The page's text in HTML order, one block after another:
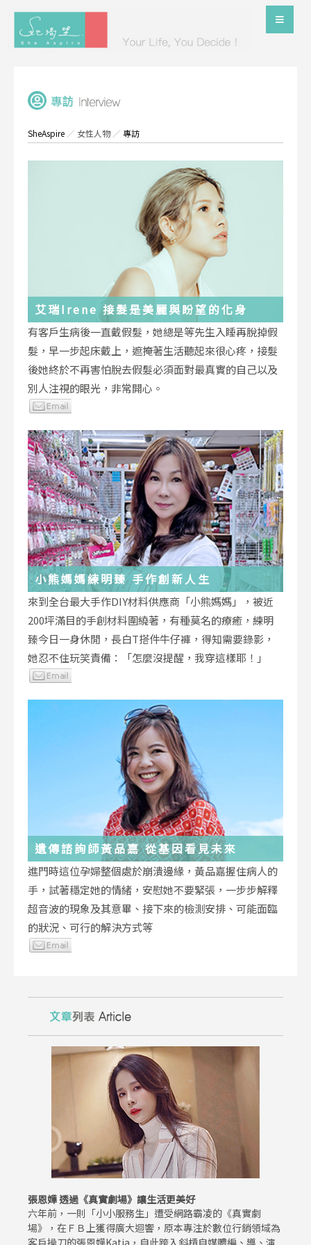
SheAspire ／ 女性人物／專訪
艾瑞Irene 接髮是美麗與盼望的化身
有客戶生病後一直戴假髮，她總是等先生入睡再脫掉假
髮，早一步起床戴上，遮掩著生活聽起來很心疼，接髮
後她終於不再害怕脫去假髮必須面對最真實的自己以及
別人注視的眼光，非常開心。
小熊媽媽練明臻 手作創新人生
來到全台最大手作DIY材料供應商「小熊媽媽」，被近
200坪滿目的手創材料圍繞著，有種莫名的療癒，練明
臻今日一身休閒，長白T搭件牛仔褲，得知需要錄影，
她忍不住玩笑責備：「怎麼沒提醒，我穿這樣耶！」
遺傳諮詢師黃品嘉 從基因看見未來
進門時這位孕婦整個處於崩潰邊緣，黃品嘉握住病人的
手，試著穩定她的情緒，安慰她不要緊張，一步步解釋
超音波的現象及其意畢、接下來的檢測安排、可能面臨
的狀況、可行的解決方式等
張恩嬅 透過《真實劇場》讓生活更美好
六年前，一則「小小服務生」遭受網路霸凌的《真實劇
場》，在ＦＢ上獲得廣大迴響，原本專注於數位行銷領域為
客戶操刀的張恩嬅Katia，自此跨入斜槓自媒體編、導、演